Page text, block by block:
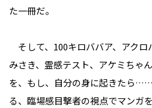
た一冊だ。
そして、100キロババア、アクロ
みさき、霊感テスト、アケミちゃ
を、もし、自分の身に起きたら
る、臨場感目撃者の視点でマンガ